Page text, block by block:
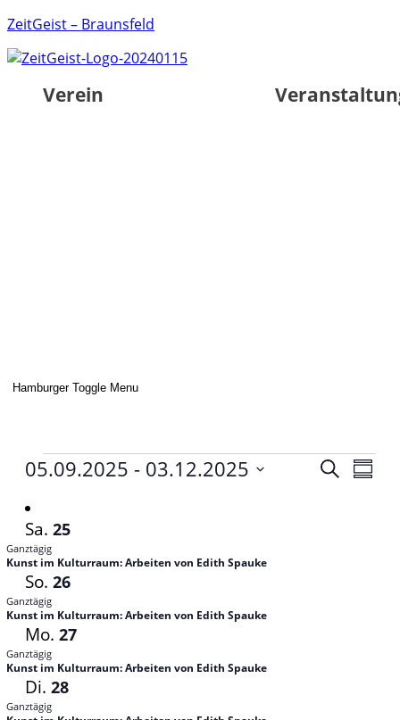
ZeitGeist – Braunsfeld
Verein
Hamburger Toggle Menu
Veranstaltungen Suche
05.09.2025 - 03.12.2025
auswählen.
Sa. 25
Ganztägig
Kunst im Kulturraum: Arbeiten von Edith Spauke
So. 26
Ganztägig
Kunst im Kulturraum: Arbeiten von Edith Spauke
Mo. 27
Ganztägig
Kunst im Kulturraum: Arbeiten von Edith Spauke
Di. 28
Ganztägig